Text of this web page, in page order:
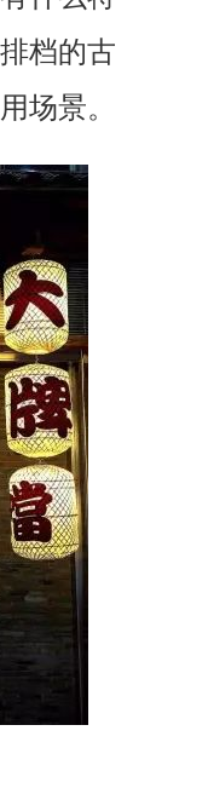
档的古
场景。